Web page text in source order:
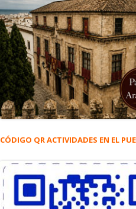
CÓDIGO QR ACTIVIDADES EN EL